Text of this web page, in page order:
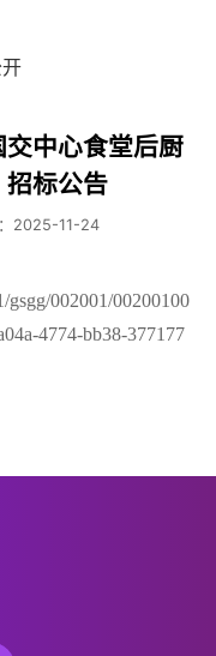
中心食堂后厨
标公告
2025-11-24
002001/00200100
4774-bb38-377177